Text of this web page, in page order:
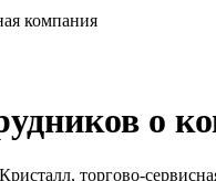
компания
о
Кристалл, торгово-